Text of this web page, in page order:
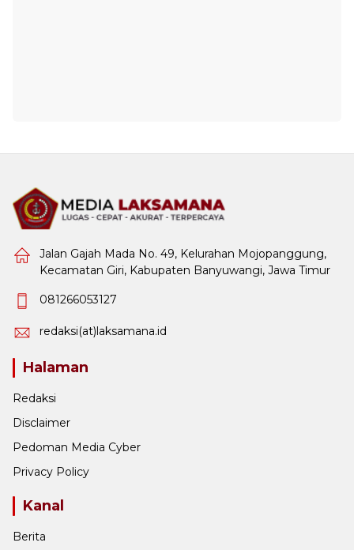
Jalan Gajah Mada No. 49, Kelurahan Mojopanggung,
Kecamatan Giri, Kabupaten Banyuwangi, Jawa Timur
081266053127
redaksi(at)laksamana.id
Halaman
Redaksi
Disclaimer
Pedoman Media Cyber
Privacy Policy
Kanal
Berita